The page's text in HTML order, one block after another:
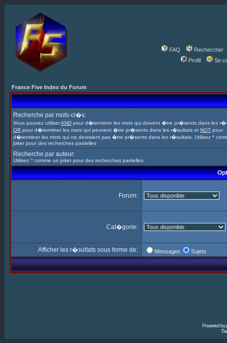
FAQ
Rechercher
Profil
Se
France Five Index du Forum
Recherche par mots-cl�s:
Vous pouvez utiliserAND pour d�terminer les mots qui doivent �tre pr�sents dans les
OR pour d�terminer les mots qui peuvent �tre pr�sents dans les r�sultats et NOT pour
d�terminer les mots qui ne devraient pas �tre pr�sents dans les r�sultats. Utilisez *
joker pour des recherches partielles
Recherche par auteur:
Utilisez * comme un joker pour des recherches partielles
Forum:
Cat�gorie:
Afficher les r�sultats sous forme de: Messages Sujets
Powered by